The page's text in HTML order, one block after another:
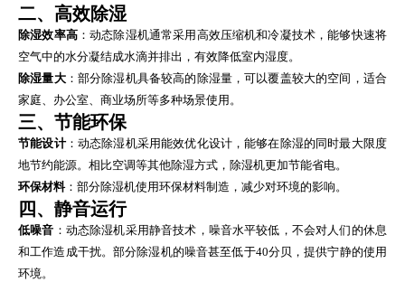
二、高效除湿
除湿效率高：动态除湿机通常采用高效压缩机和冷凝技术，能够快速将
空气中的水分凝结成水滴并排出，有效降低室内湿度。
除湿量大：部分除湿机具备较高的除湿量，可以覆盖较大的空间，适合
家庭、办公室、商业场所等多种场景使用。
三、节能环保
节能设计：动态除湿机采用能效优化设计，能够在除湿的同时最大限度
地节约能源。相比空调等其他除湿方式，除湿机更加节能省电。
环保材料：部分除湿机使用环保材料制造，减少对环境的影响。
四、静音运行
低噪音 ：动态除湿机采用静音技术，噪音水平较低，不会对人们的休息
和工作造成干扰。部分除湿机的噪音甚至低于40分贝，提供宁静的使用
环境。